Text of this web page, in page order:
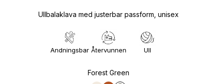
Ullbalaklava med justerbar passform, unisex
Andningsbar Återvunnen Ull
Forest Green